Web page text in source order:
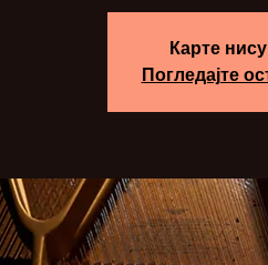
Карте
Погледајте